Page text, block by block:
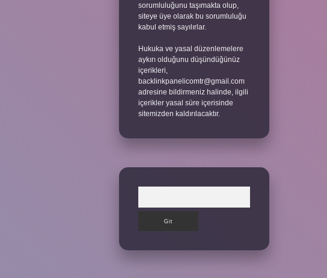
sorumluluğunu taşımakta olup,
siteye üye olarak bu sorumluluğu
kabul etmiş sayılırlar.
Hukuka ve yasal düzenlemelere
aykırı olduğunu düşündüğünüz
içerikleri,
backlinkpanelicomtr@gmail.com
adresine bildirmeniz halinde, ilgili
içerikler yasal süre içerisinde
sitemizden kaldırılacaktır.